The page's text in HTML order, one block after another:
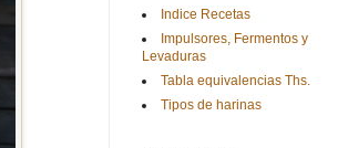
Indice Recetas
Impulsores, Fermentos y
Levaduras
Tabla equivalencias Ths.
Tipos de harinas